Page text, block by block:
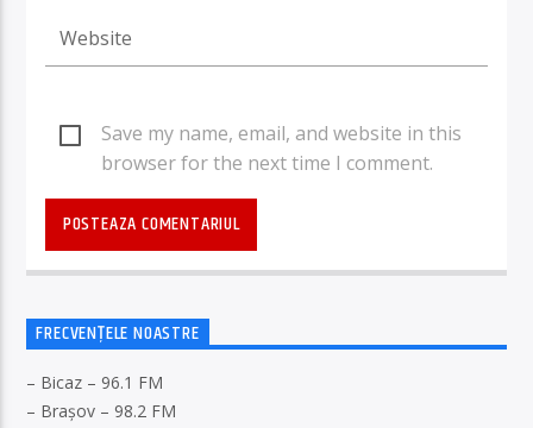
Save my name, email, and website in this
browser for the next time I comment.
FRECVENȚELE NOASTRE
– Bicaz – 96.1 FM
– Brașov – 98.2 FM